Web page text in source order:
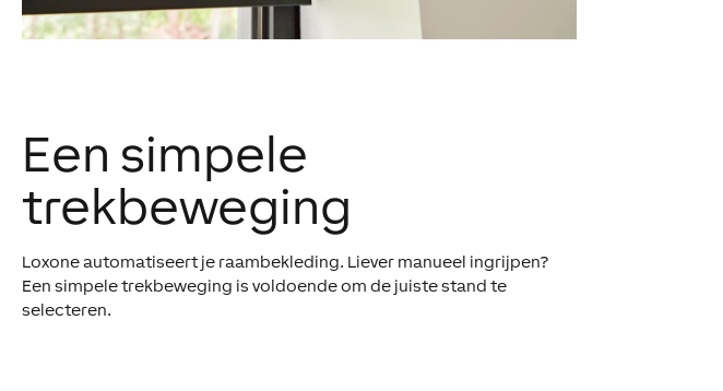
Een simpele
trekbeweging
Loxone automatiseert je raambekleding. Liever manueel ingrijpen?
Een simpele trekbeweging is voldoende om de juiste stand te
selecteren.